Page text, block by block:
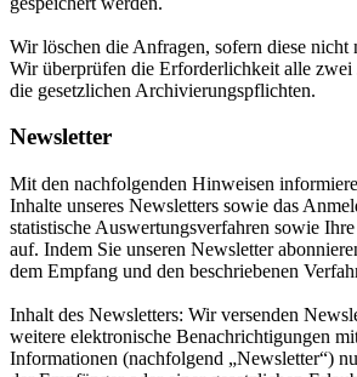
Wir löschen die Anfragen, sofern diese nicht
Wir überprüfen die Erforderlichkeit alle zwei
die gesetzlichen Archivierungspflichten.
Newsletter
Mit den nachfolgenden Hinweisen
Inhalte unseres Newsletters sowie das
statistische Auswertungsverfahren sowie
auf. Indem Sie unseren Newsletter
dem Empfang und den beschriebenen
Inhalt des Newsletters: Wir versenden
weitere elektronische Benachrichtigungen
Informationen (nachfolgend „Newsletter“)